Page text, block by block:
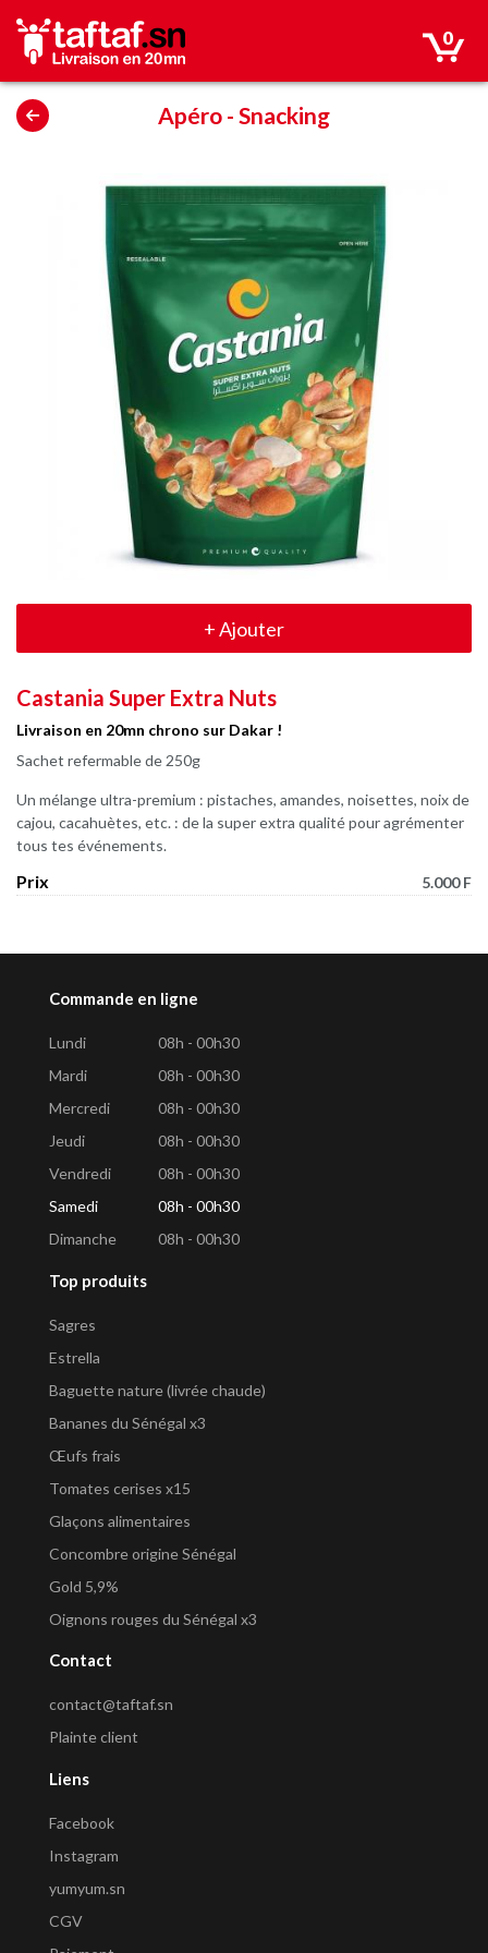
0
Apéro - Snacking
+Ajouter
Castania Super Extra Nuts
Livraison en 20mn chrono sur Dakar !
Sachet refermable de 250g
Un mélange ultra-premium : pistaches, amandes, noisettes, noix de
cajou, cacahuètes, etc. : de la super extra qualité pour agrémenter
tous tes événements.
Prix 5.000 F
Commande en ligne
Lundi
08h - 00h30
Mardi
08h - 00h30
Mercredi
08h - 00h30
Jeudi
08h - 00h30
Vendredi
08h - 00h30
Samedi
08h - 00h30
Dimanche
08h - 00h30
Top produits
Sagres
Estrella
Baguette nature (livrée chaude)
Bananes du Sénégal x3
Œufs frais
Tomates cerises x15
Glaçons alimentaires
Concombre origine Sénégal
Gold 5,9%
Oignons rouges du Sénégal x3
Contact
contact@taftaf.sn
Plainte client
Liens
Facebook
Instagram
yumyum.sn
CGV